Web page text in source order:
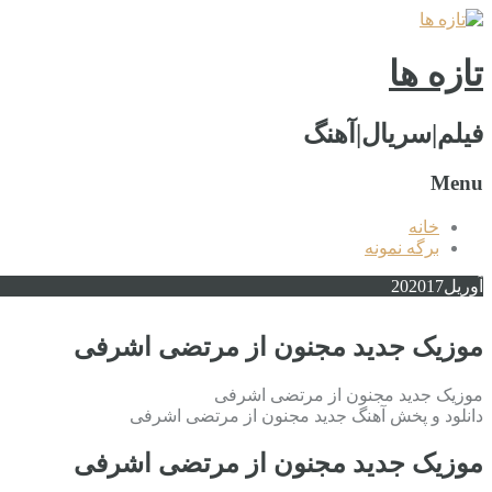
تازه ها
فیلم|سریال|آهنگ
Menu
خانه
برگه نمونه
آوریل 202017
موزیک جدید مجنون از مرتضی اشرفی
موزیک جدید مجنون از مرتضی اشرفی
دانلود و پخش آهنگ جدید مجنون از مرتضی اشرفی
موزیک جدید مجنون از مرتضی اشرفی